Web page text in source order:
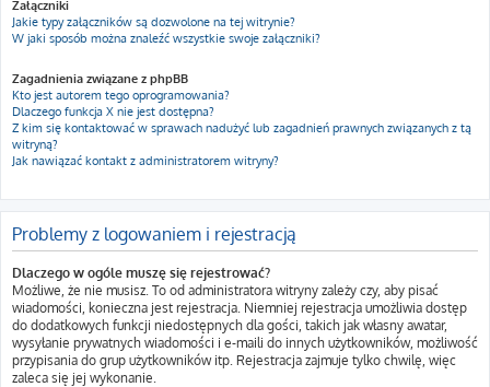
Załączniki
Jakie typy załączników są dozwolone na tej witrynie?
W jaki sposób można znaleźć wszystkie swoje załączniki?
Zagadnienia związane z phpBB
Kto jest autorem tego oprogramowania?
Dlaczego funkcja X nie jest dostępna?
Z kim się kontaktować w sprawach nadużyć lub zagadnień prawnych związanych z tą
witryną?
Jak nawiązać kontakt z administratorem witryny?
Problemy z logowaniem i rejestracją
Dlaczego w ogóle muszę się rejestrować?
Możliwe, że nie musisz. To od administratora witryny zależy czy, aby pisać
wiadomości, konieczna jest rejestracja. Niemniej rejestracja umożliwia dostęp
do dodatkowych funkcji niedostępnych dla gości, takich jak własny awatar,
wysyłanie prywatnych wiadomości i e-maili do innych użytkowników, możliwość
przypisania do grup użytkowników itp. Rejestracja zajmuje tylko chwilę, więc
zaleca się jej wykonanie.